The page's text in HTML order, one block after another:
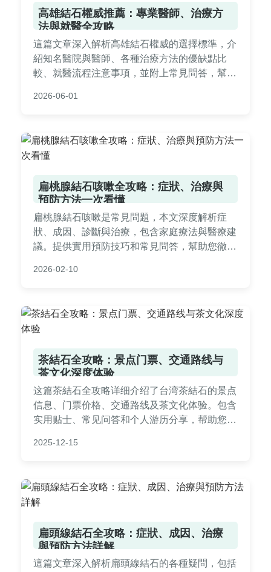
高雄結石權威推薦：專業醫師、治療方
法與就醫全攻略
這篇文章深入解析高雄結石權威的選擇標準，介
紹知名醫院與醫師、各種治療方法的優缺點比
較、就醫流程注意事項，並附上常見問答，幫助
擾。
2026-06-01
扁桃腺結石咳嗽全攻略：症狀、治療與
預防方法一次看懂
扁桃腺結石咳嗽是常見問題，本文深度解析症
狀、成因、診斷與治療，包含家庭療法與醫療建
議。提供實用預防技巧和常見問答，幫助您徹底
經驗，語言自然易懂。
2026-02-10
茶結石全攻略：景点门票、交通路线与
茶文化深度体验
这篇茶結石全攻略详细介绍了台湾茶結石的景点
信息、门票价格、交通路线及茶文化体验。包含
实用贴士、常见问答和个人游历分享，帮助您规
2025-12-15
扁頭線結石全攻略：症狀、成因、治療
與預防方法詳解
這篇文章深入解析扁頭線結石的各種疑問，包括